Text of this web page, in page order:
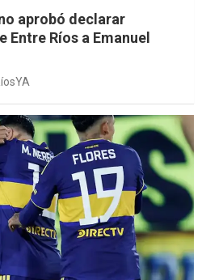
aprobó declarar
Entre Ríos a Emanuel